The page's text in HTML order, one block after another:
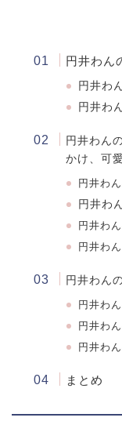
円井わん
円井わ
円井わ
円井わん
かけ、可
円井わ
円井わ
円井わ
円井わ
円井わん
円井わん
円井わ
円井わ
まとめ